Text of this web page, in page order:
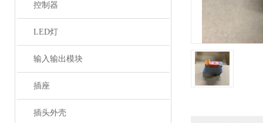
控制器
LED灯
输入输出模块
插座
插头外壳